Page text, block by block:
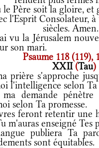
Père soit la gloire, et
l'Esprit Consolateur,
siècles. Amen.
vu la Jérusalem
son mari.
Psaume 118 (119),
XXII(Tau)
prière s'approche
l'intelligence selon Ta
demande pénètre
selon Ta promesse.
feront retentir une
m'auras enseigné Tes
publiera Ta
sont équitables.